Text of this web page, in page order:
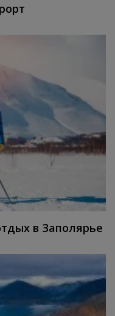
в Заполярье